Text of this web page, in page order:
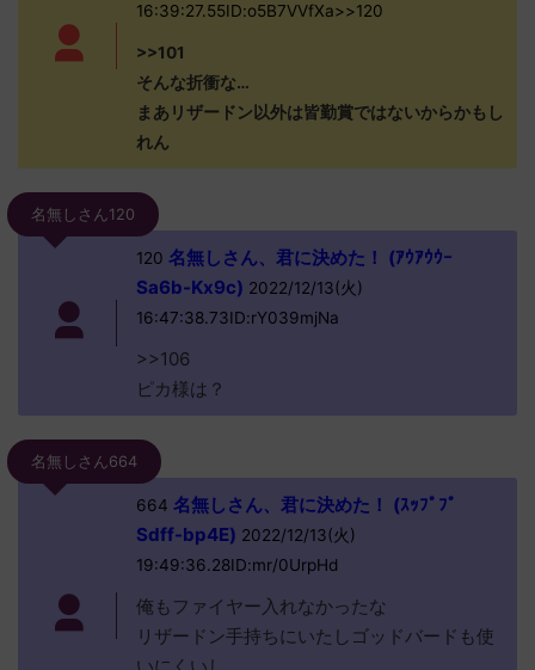
16:39:27.55ID:o5B7VVfXa>>120
>>101
そんな折衝な…
まあリザードン以外は皆勤賞ではないからかもし
れん
名無しさん120
120 名無しさん、君に決めた！ (ｱｳｱｳｳｰ
Sa6b-Kx9c) 2022/12/13(火)
16:47:38.73ID:rY039mjNa
>>106
ピカ様は？
名無しさん664
664 名無しさん、君に決めた！ (ｽｯﾌﾟﾌﾟ
Sdff-bp4E) 2022/12/13(火)
19:49:36.28ID:mr/0UrpHd
俺もファイヤー入れなかったな
リザードン手持ちにいたしゴッドバードも使